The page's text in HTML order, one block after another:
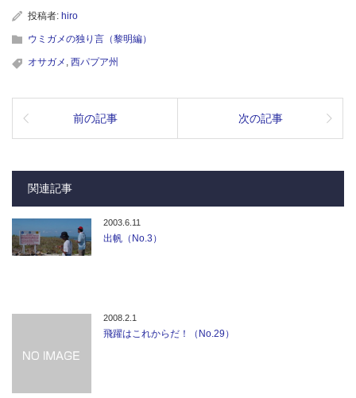
投稿者: hiro
ウミガメの独り言（黎明編）
オサガメ , 西パプア州
前の記事 次の記事
関連記事
2003.6.11
出帆（No.3）
2008.2.1
飛躍はこれからだ！（No.29）